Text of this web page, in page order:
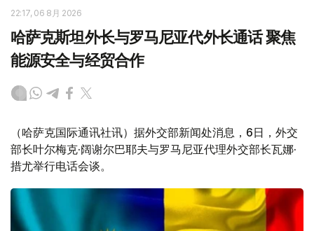
22:17, 06 8月 2026
哈萨克斯坦外长与罗马尼亚代外长通话 聚焦
能源安全与经贸合作
（哈萨克国际通讯社讯）据外交部新闻处消息，6日，外交
部长叶尔梅克·阔谢尔巴耶夫与罗马尼亚代理外交部长瓦娜·
措尤举行电话会谈。